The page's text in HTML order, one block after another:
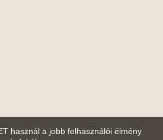
használ a jobb felhasználói élmény